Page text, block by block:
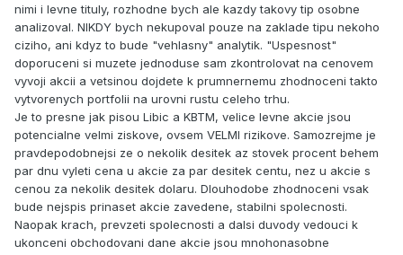
nimi i levne tituly, rozhodne bych ale kazdy takovy tip osobne
analizoval. NIKDY bych nekupoval pouze na zaklade tipu nekoho
ciziho, ani kdyz to bude "vehlasny" analytik. "Uspesnost"
doporuceni si muzete jednoduse sam zkontrolovat na cenovem
vyvoji akcii a vetsinou dojdete k prumnernemu zhodnoceni takto
vytvorenych portfolii na urovni rustu celeho trhu.
Je to presne jak pisou Libic a KBTM, velice levne akcie jsou
potencialne velmi ziskove, ovsem VELMI rizikove. Samozrejme je
pravdepodobnejsi ze o nekolik desitek az stovek procent behem
par dnu vyleti cena u akcie za par desitek centu, nez u akcie s
cenou za nekolik desitek dolaru. Dlouhodobe zhodnoceni vsak
bude nejspis prinaset akcie zavedene, stabilni spolecnosti.
Naopak krach, prevzeti spolecnosti a dalsi duvody vedouci k
ukonceni obchodovani dane akcie jsou mnohonasobne